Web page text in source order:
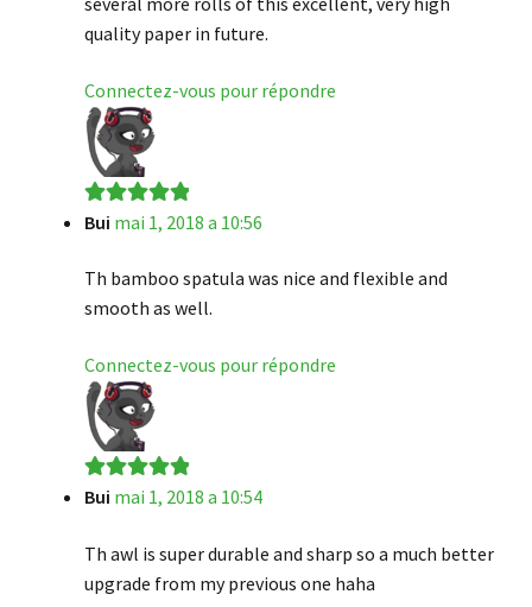
quality paper in future.
Connectez-vous pour répondre
Note5sur 5
Bui mai 1, 2018 a 10:56
Th bamboo spatula was nice and flexible and
smooth as well.
Connectez-vous pour répondre
Note5sur 5
Bui mai 1, 2018 a 10:54
Th awl is super durable and sharp so a much better
upgrade from my previous one haha